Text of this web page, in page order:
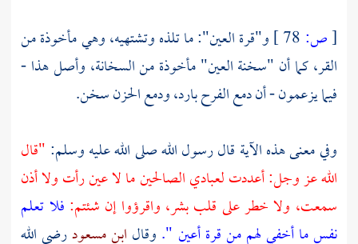
[ص:
و"قرة العين": ما تلذه وتشتهيه، وهي مأخوذة من
القر، كما أن "سخنة العين" مأخوذة من السخانة، وأصل هذا -
فيما يزعمون - أن دمع الفرح بارد، ودمع الحزن سخن.
وفي معنى هذه الآية قال رسول الله صلى الله عليه وسلم: "قال
الله عز وجل: أعددت لعبادي الصالحين ما لا عين رأت ولا أذن
سمعت، ولا خطر على قلب بشر، واقرؤوا إن شئتم: فلا تعلم
نفس ما أخفي لهم من قرة أعين ". وقال ابن مسعودرضي الله